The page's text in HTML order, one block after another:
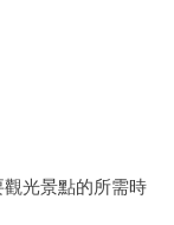
光景點的所需時